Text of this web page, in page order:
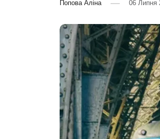
Попова Аліна 06 Липня